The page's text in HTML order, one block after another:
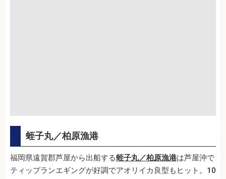
蛭子丸／柏原漁港
福岡県遠賀郡芦屋から出船する蛭子丸／柏原漁港は芦屋沖で
ティップランエギングが好調でアオリイカ良型もヒット。10